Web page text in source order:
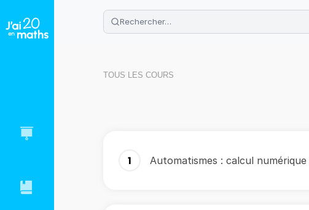
🌴Cahier de vacances offert: révise les
Télécharge ton PDF gratuit et progresse
TOUS LES COURS
1 Automatismes : calcul